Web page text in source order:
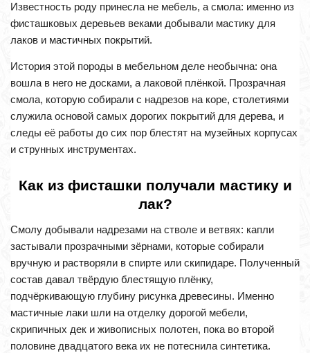
Известность роду принесла не мебель, а смола: именно из
фисташковых деревьев веками добывали мастику для
лаков и мастичных покрытий.
История этой породы в мебельном деле необычна: она
вошла в него не досками, а лаковой плёнкой. Прозрачная
смола, которую собирали с надрезов на коре, столетиями
служила основой самых дорогих покрытий для дерева, и
следы её работы до сих пор блестят на музейных корпусах
и струнных инструментах.
Как из фисташки получали мастику и
лак?
Смолу добывали надрезами на стволе и ветвях: капли
застывали прозрачными зёрнами, которые собирали
вручную и растворяли в спирте или скипидаре. Полученный
состав давал твёрдую блестящую плёнку,
подчёркивающую глубину рисунка древесины. Именно
мастичные лаки шли на отделку дорогой мебели,
скрипичных дек и живописных полотен, пока во второй
половине двадцатого века их не потеснила синтетика.